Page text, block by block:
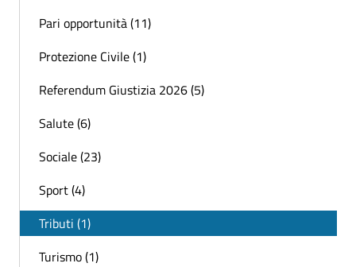
Pari opportunità (11)
Protezione Civile (1)
Referendum Giustizia 2026 (5)
Salute (6)
Sociale (23)
Sport (4)
Tributi (1)
Turismo (1)